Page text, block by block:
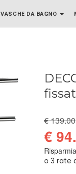
VASCHE DA BAGNO
€ 139.00
€